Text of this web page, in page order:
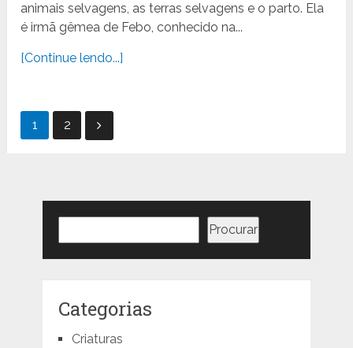
animais selvagens, as terras selvagens e o parto. Ela
é irmã gêmea de Febo, conhecido na...
[Continue lendo...]
Paginação
1 2
Procurar
Categorias
Criaturas